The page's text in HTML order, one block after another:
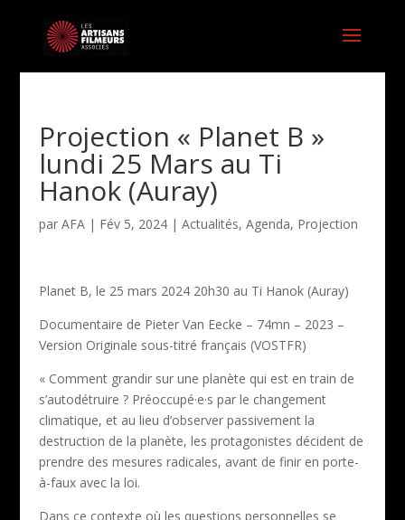
Projection « Planet B »
lundi 25 Mars au Ti
Hanok (Auray)
par AFA| Fév 5, 2024| Actualités, Agenda, Projection
Planet B, le 25 mars 2024 20h30 au Ti Hanok (Auray)
Documentaire de Pieter Van Eecke – 74mn – 2023 –
Version Originale sous-titré français (VOSTFR)
« Comment grandir sur une planète qui est en train de
s’autodétruire ? Préoccupé·e·s par le changement
climatique, et au lieu d’observer passivement la
destruction de la planète, les protagonistes décident de
prendre des mesures radicales, avant de finir en porte-
à-faux avec la loi.
Dans ce contexte où les questions personnelles se